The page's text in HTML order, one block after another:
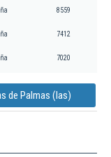
8559
7412
7020
de Palmas (las)